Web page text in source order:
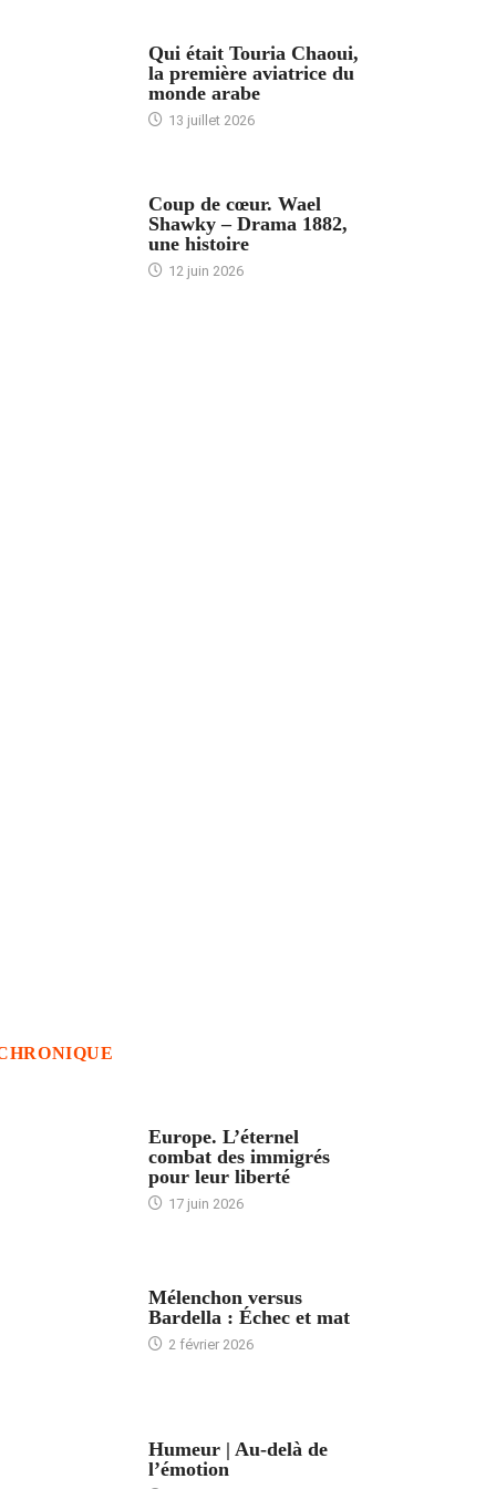
Qui était Touria Chaoui,
la première aviatrice du
monde arabe
13 juillet 2026
Coup de cœur. Wael
Shawky – Drama 1882,
une histoire
12 juin 2026
Europe. L’éternel
combat des immigrés
pour leur liberté
17 juin 2026
Mélenchon versus
Bardella : Échec et mat
2 février 2026
Humeur | Au-delà de
l’émotion